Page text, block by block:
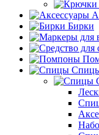
Бирки